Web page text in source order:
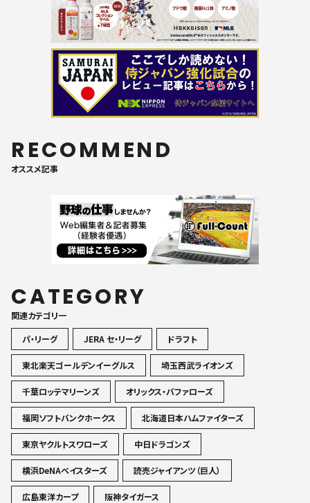
RECOMMEND
オススメ記事
CATEGORY
関連カテゴリ一
パ・リーグ
JERA セ・リーグ ドラフト
東北楽天ゴールデンイーグルス 埼玉西武ライオンズ
千葉ロッテマリーンズ オリックス・バファローズ
福岡ソフトバンクホークス 北海道日本ハムファイターズ
東京ヤクルトスワローズ 中日ドラゴンズ
横浜DeNAベイスターズ 読売ジャイアンツ（巨人）
広島東洋カープ 阪神タイガース